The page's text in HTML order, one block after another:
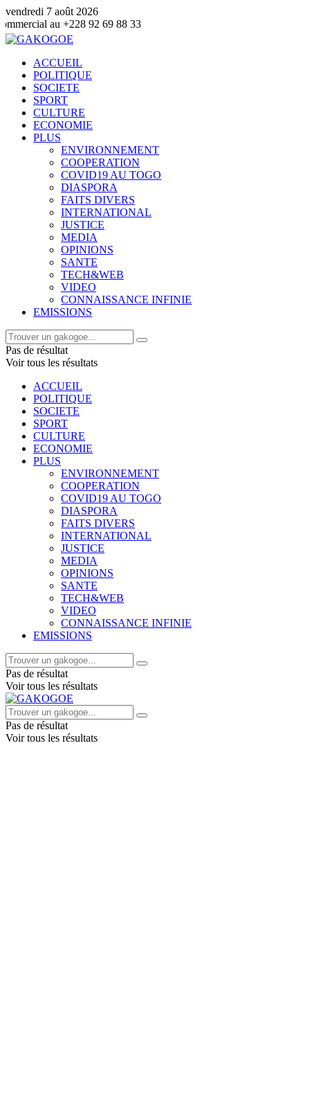
vendredi 7 août 2026
+228 92 69 88 33
ACCUEIL
POLITIQUE
SOCIETE
SPORT
CULTURE
ECONOMIE
PLUS
ENVIRONNEMENT
COOPERATION
COVID19 AU TOGO
DIASPORA
FAITS DIVERS
INTERNATIONAL
JUSTICE
MEDIA
OPINIONS
SANTE
TECH&WEB
VIDEO
CONNAISSANCE INFINIE
EMISSIONS
Pas de résultat
Voir tous les résultats
ACCUEIL
POLITIQUE
SOCIETE
SPORT
CULTURE
ECONOMIE
PLUS
ENVIRONNEMENT
COOPERATION
COVID19 AU TOGO
DIASPORA
FAITS DIVERS
INTERNATIONAL
JUSTICE
MEDIA
OPINIONS
SANTE
TECH&WEB
VIDEO
CONNAISSANCE INFINIE
EMISSIONS
Pas de résultat
Voir tous les résultats
Pas de résultat
Voir tous les résultats